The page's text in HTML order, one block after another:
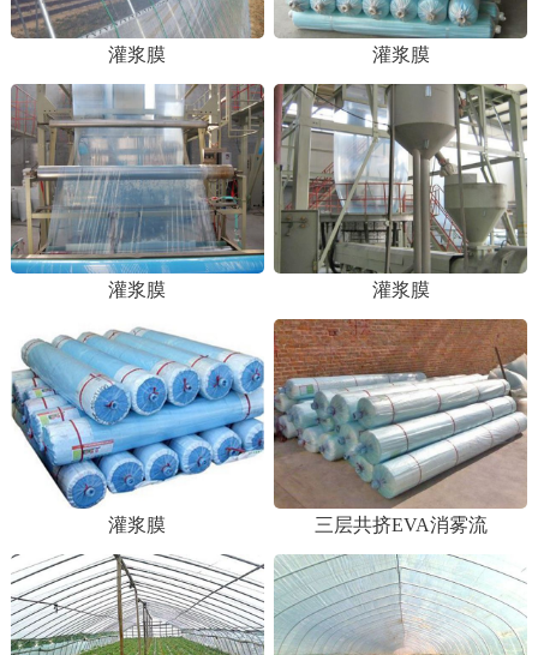
灌浆膜 灌浆膜
灌浆膜 灌浆膜
灌浆膜 三层共挤EVA消雾流